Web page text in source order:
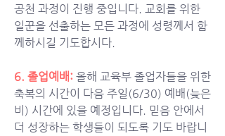
공천 과정이 진행 중입니다. 교회를 위한
일꾼을 선출하는 모든 과정에 성령께서 함
께하시길 기도합시다.
6. 졸업예배: 올해 교육부 졸업자들을 위한
축복의 시간이 다음 주일(6/30) 예배(늦은
비) 시간에 있을 예정입니다. 믿음 안에서
더 성장하는 학생들이 되도록 기도 바랍니